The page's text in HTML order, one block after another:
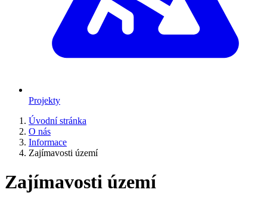
Projekty
Úvodní stránka
O nás
Informace
Zajímavosti území
Zajímavosti území